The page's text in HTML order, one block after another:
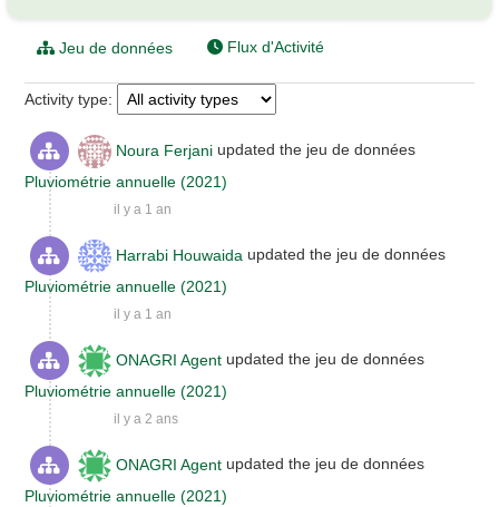
Jeu de données Flux d'Activité
Activity type
Noura Ferjani updated the jeu de données
Pluviométrie annuelle (2021)
il y a 1 an
Harrabi Houwaida updated the jeu de données
Pluviométrie annuelle (2021)
il y a 1 an
ONAGRI Agent updated the jeu de données
Pluviométrie annuelle (2021)
il y a 2 ans
ONAGRI Agent updated the jeu de données
Pluviométrie annuelle (2021)